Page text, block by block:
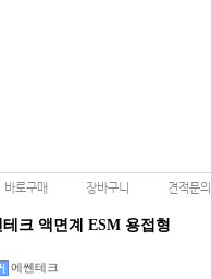
바로구매 장바구니 견적문의
테크 액면계 ESM 용접형
에쎈테크